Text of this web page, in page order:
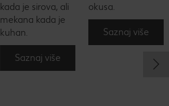
kada je sirova, ali
mekana kada je
kuhan.
Saznaj više
okusa.
Saznaj više